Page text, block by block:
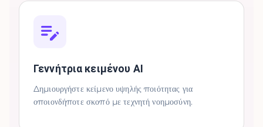
Γεννήτρια κειμένου AI
Δημιουργήστε κείμενο υψηλής ποιότητας για
οποιονδήποτε σκοπό με τεχνητή νοημοσύνη.